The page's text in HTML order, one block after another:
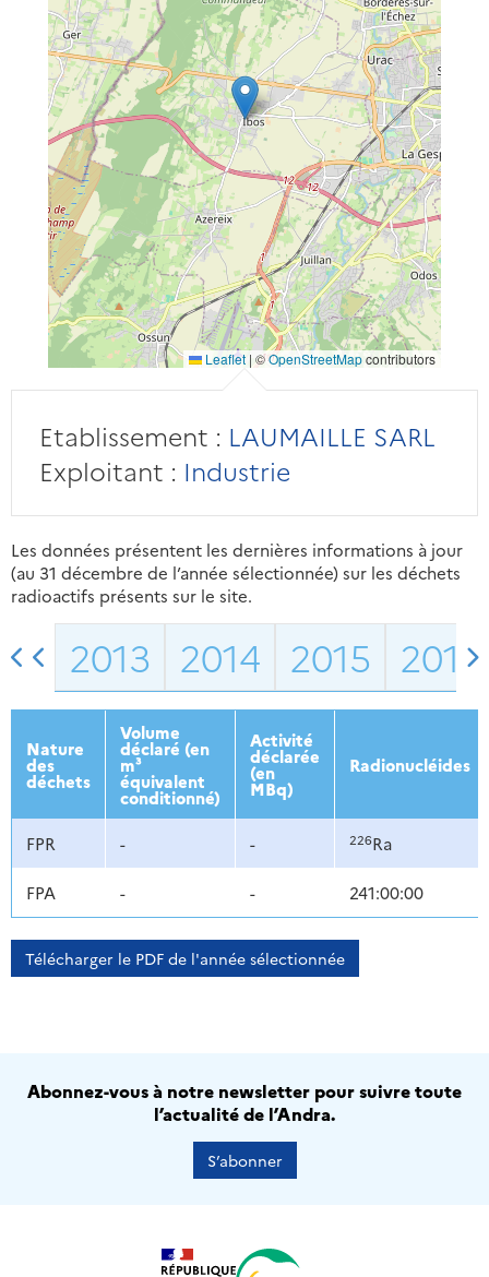
Leaflet | ©OpenStreetMapcontributors
Etablissement : LAUMAILLE SARL
Exploitant : Industrie
Les données présentent les dernières informations à jour
(au 31 décembre de l’année sélectionnée) sur les déchets
radioactifs présents sur le site.
2013 2014 2015 2016
Nature
des
déchets
Volume
déclaré (en
m³
équivalent
conditionné)
Activité
déclarée
(en
MBq)
Radionucléides
FPR - - 226Ra
FPA - - 241:00:00
Télécharger le PDF de l'année sélectionnée
Abonnez-vous à notre newsletter pour suivre toute
l’actualité de l’Andra.
S’abonner